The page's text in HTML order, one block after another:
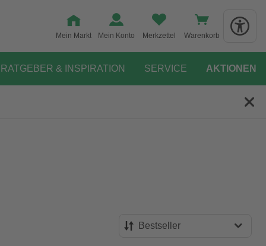
Mein Markt Mein Konto Merkzettel Warenkorb
RATGEBER & INSPIRATION SERVICE AKTIONEN
Bestseller